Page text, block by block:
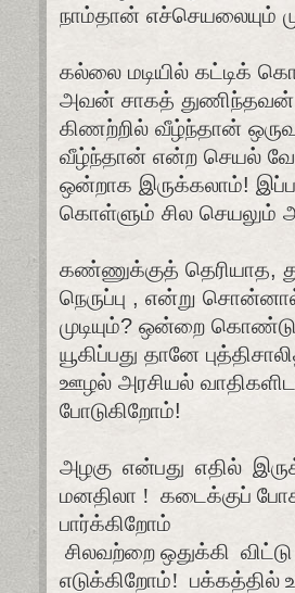
நாம்தான் எச்செயலையும்
கல்லை மடியில் கட்டிக்
அவன் சாகத் துணிந்தவன்
கிணற்றில் வீழ்ந்தான்
வீழ்ந்தான் என்ற செயல்
ஒன்றாக இருக்கலாம்!
கொள்ளும் சில செயலும்
கண்ணுக்குத் தெரியாத,
நெருப்பு , என்று
முடியும்? ஒன்றை கொண்டு
யூகிப்பது தானே
ஊழல் அரசியல்
போடுகிறோம்!
அழகு என்பது எதில்
மனதிலா ! கடைக்குப்
பார்க்கிறோம்
சிலவற்றை ஒதுக்கி
எடுக்கிறோம்! பக்கத்தில்